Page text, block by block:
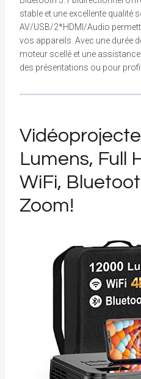
stable et une excellente qualité
AV/USB/2*HDMI/Audio
vos appareils. Avec une durée
moteur scellé et une
des présentations ou pour
Lumens, Full
WiFi,
Zoom!